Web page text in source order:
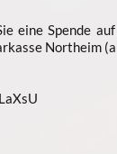
eine Spende
Northeim